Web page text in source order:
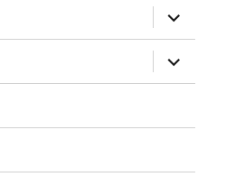
прошири
изборник
дете
прошири
изборник
дете